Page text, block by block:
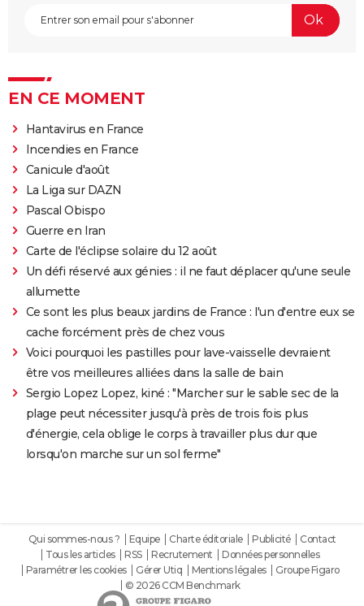
EN CE MOMENT
Hantavirus en France
Incendies en France
Canicule d'août
La Liga sur DAZN
Pascal Obispo
Guerre en Iran
Carte de l'éclipse solaire du 12 août
Un défi réservé aux génies : il ne faut déplacer qu'une seule
allumette
Ce sont les plus beaux jardins de France : l'un d'entre eux se
cache forcément près de chez vous
Voici pourquoi les pastilles pour lave-vaisselle devraient
être vos meilleures alliées dans la salle de bain
Sergio Lopez Lopez, kiné : "Marcher sur le sable sec de la
plage peut nécessiter jusqu'à près de trois fois plus
d'énergie, cela oblige le corps à travailler plus dur que
lorsqu'on marche sur un sol ferme"
Qui sommes-nous ? Equipe Charte éditoriale Publicité
Contact
Tous les articles
RSS Recrutement
Données personnelles
Paramétrer les cookies
Gérer Utiq Mentions légales
Groupe Figaro
© 2026 CCM Benchmark